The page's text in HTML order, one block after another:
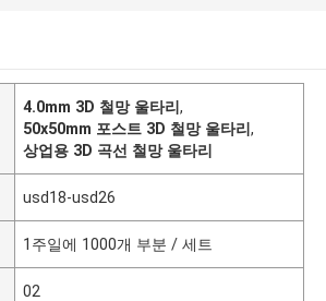
4.0mm 3D 철망 울타리,
50x50mm 포스트 3D 철망 울타리,
상업용 3D 곡선 철망 울타리
usd18-usd26
1주일에 1000개 부분 / 세트
02